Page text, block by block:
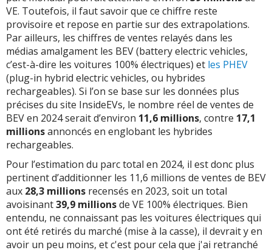
VE. Toutefois, il faut savoir que ce chiffre reste
provisoire et repose en partie sur des extrapolations.
Par ailleurs, les chiffres de ventes relayés dans les
médias amalgament les BEV (battery electric vehicles,
c’est-à-dire les voitures 100% électriques) et les PHEV
(plug-in hybrid electric vehicles, ou hybrides
rechargeables). Si l’on se base sur les données plus
précises du site InsideEVs, le nombre réel de ventes de
BEV en 2024 serait d’environ 11,6 millions, contre 17,1
millionsannoncés en englobant les hybrides
rechargeables.
Pour l’estimation du parc total en 2024, il est donc plus
pertinent d’additionner les 11,6 millions de ventes de BEV
aux 28,3 millions recensés en 2023, soit un total
avoisinant39,9 millionsde VE 100% électriques. Bien
entendu, ne connaissant pas les voitures électriques qui
ont été retirés du marché (mise à la casse), il devrait y en
avoir un peu moins, et c'est pour cela que j'ai retranché